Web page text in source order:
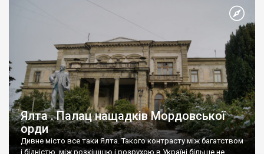
Ялта . Палац нащадків Мордовської
орди
Дивне місто все таки Ялта. Такого контрасту між багатством
і бідністю, між розкішшю і розрухою в Україні більше не